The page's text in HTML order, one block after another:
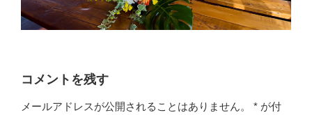
コメントを残す
メールアドレスが公開されることはありません。 * が付